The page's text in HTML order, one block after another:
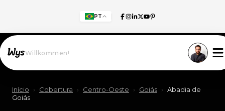
PT
Willkommen!
Início › Cobertura › Centro-Oeste › Goiás › Abadia de
Goiás